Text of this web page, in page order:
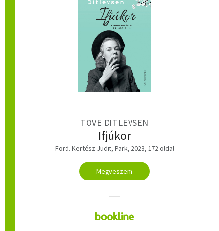
TOVE DITLEVSEN
Ifjúkor
Ford. Kertész Judit, Park, 2023, 172 oldal
Megveszem